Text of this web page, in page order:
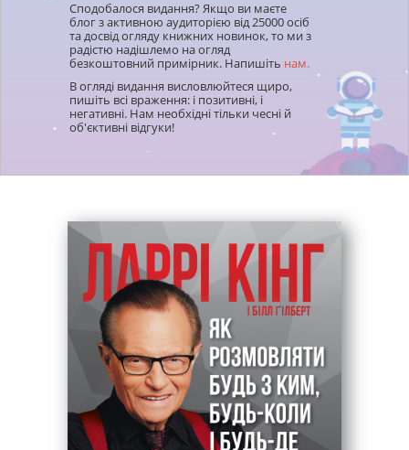
Сподобалося видання? Якщо ви маєте
блог з активною аудиторією від 25000 осіб
та досвід огляду книжних новинок, то ми з
радістю надішлемо на огляд
безкоштовний примірник. Напишіть нам.
В огляді видання висловлюйтеся щиро,
пишіть всі враження: і позитивні, і
негативні. Нам необхідні тільки чесні й
об'єктивні відгуки!